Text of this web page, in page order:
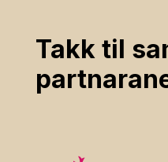
Takk til